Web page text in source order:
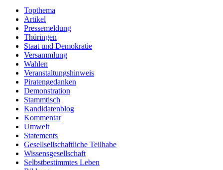
Topthema
Artikel
Pressemeldung
Thüringen
Staat und Demokratie
Versammlung
Wahlen
Veranstaltungshinweis
Piratengedanken
Demonstration
Stammtisch
Kandidatenblog
Kommentar
Umwelt
Statements
Gesellsellschaftliche Teilhabe
Wissensgesellschaft
Selbstbestimmtes Leben